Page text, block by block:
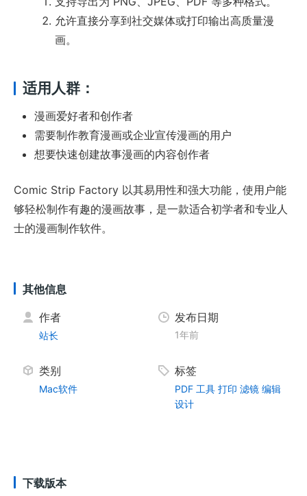
允许直接分享到社交媒体或打印输出高质量漫
画。
适用人群：
漫画爱好者和创作者
需要制作教育漫画或企业宣传漫画的用户
想要快速创建故事漫画的内容创作者
Comic Strip Factory 以其易用性和强大功能，使用户能
够轻松制作有趣的漫画故事，是一款适合初学者和专业人
士的漫画制作软件。
其他信息
作者
站长
发布日期
1年前
类别
Mac软件
标签
PDF 工具 打印 滤镜 编辑
设计
下载版本